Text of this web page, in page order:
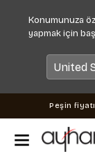
Konumunuza
yapmak için
Peşin